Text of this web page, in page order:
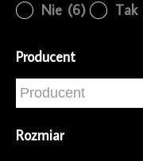
Nie (6) Tak
Producent
Rozmiar